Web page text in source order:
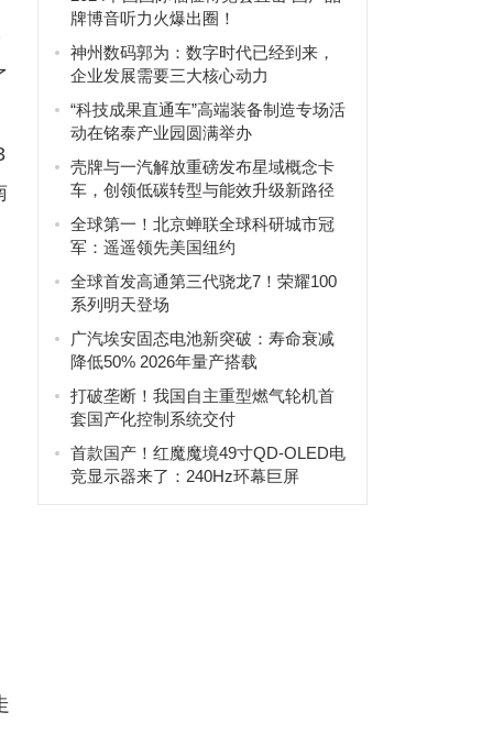
牌博音听力火爆出圈！
神州数码郭为：数字时代已经到来，
企业发展需要三大核心动力
“科技成果直通车”高端装备制造专场活
动在铭泰产业园圆满举办
壳牌与一汽解放重磅发布星域概念卡
车，创领低碳转型与能效升级新路径
全球第一！北京蝉联全球科研城市冠
军：遥遥领先美国纽约
全球首发高通第三代骁龙7！荣耀100
系列明天登场
广汽埃安固态电池新突破：寿命衰减
降低50% 2026年量产搭载
打破垄断！我国自主重型燃气轮机首
套国产化控制系统交付
首款国产！红魔魔境49寸QD-OLED电
竞显示器来了：240Hz环幕巨屏